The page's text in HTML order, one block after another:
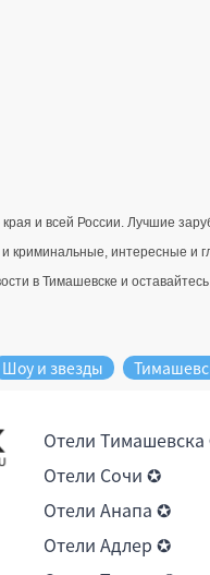
и всей России. Лучшие
криминальные, интересные и
в Тимашевске и оставайтесь
Шоу и звезды
Отели
Отели Сочи ✪
Отели Анапа ✪
Отели Адлер ✪